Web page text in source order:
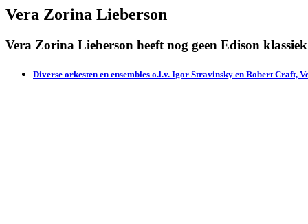
Vera Zorina Lieberson
Vera Zorina Lieberson heeft nog geen Edison
Diverse orkesten en ensembles o.l.v. Igor Stravinsky en Robert Craft,